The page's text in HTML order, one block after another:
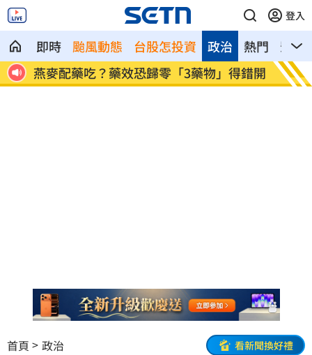
登入
即時 颱風動態 台股怎投資 熱門 影音
政治
設 燕麥配藥吃？藥效恐歸零「3藥物」得錯開 許富
首頁 政治 看新聞換好禮